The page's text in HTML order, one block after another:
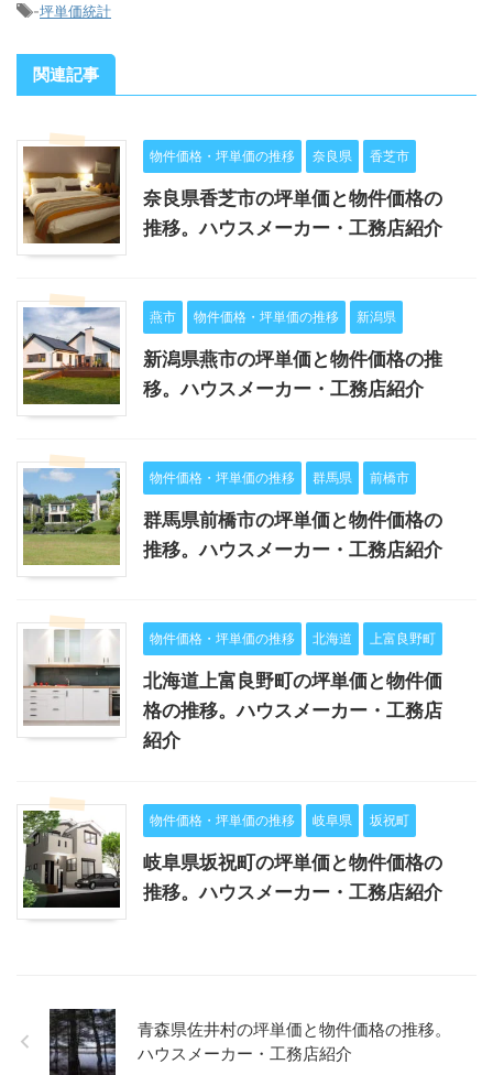
-坪単価統計
関連記事
物件価格・坪単価の推移 奈良県 香芝市
奈良県香芝市の坪単価と物件価格の
推移。ハウスメーカー・工務店紹介
燕市 物件価格・坪単価の推移 新潟県
新潟県燕市の坪単価と物件価格の推
移。ハウスメーカー・工務店紹介
物件価格・坪単価の推移 群馬県 前橋市
群馬県前橋市の坪単価と物件価格の
推移。ハウスメーカー・工務店紹介
物件価格・坪単価の推移 北海道 上富良野町
北海道上富良野町の坪単価と物件価
格の推移。ハウスメーカー・工務店
紹介
物件価格・坪単価の推移 岐阜県 坂祝町
岐阜県坂祝町の坪単価と物件価格の
推移。ハウスメーカー・工務店紹介
青森県佐井村の坪単価と物件価格の推移。
ハウスメーカー・工務店紹介